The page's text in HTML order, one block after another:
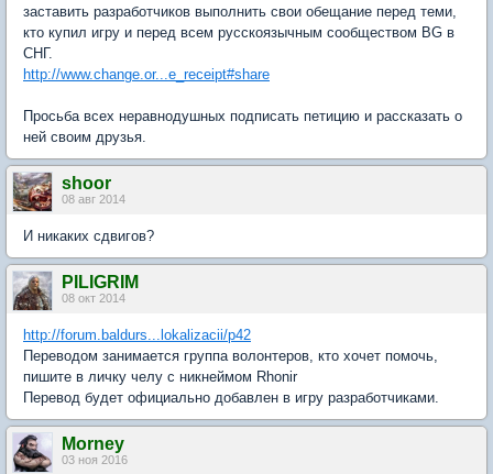
заставить разработчиков выполнить свои обещание перед теми,
кто купил игру и перед всем русскоязычным сообществом BG в
СНГ.
http://www.change.or...e_receipt#share
Просьба всех неравнодушных подписать петицию и рассказать о
ней своим друзья.
shoor
08 авг 2014
И никаких сдвигов?
PILIGRIM
08 окт 2014
http://forum.baldurs...lokalizacii/p42
Переводом занимается группа волонтеров, кто хочет помочь,
пишите в личку челу с никнеймом Rhonir
Перевод будет официально добавлен в игру разработчиками.
Morney
03 ноя 2016